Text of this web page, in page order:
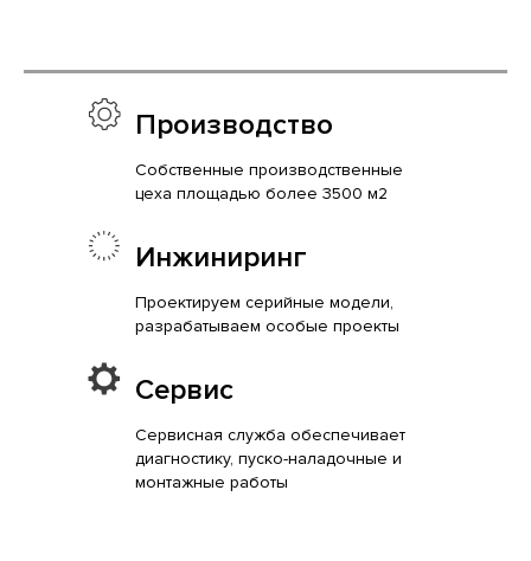
Производство
Собственные производственные
цеха площадью более 3500 м2
Инжиниринг
Проектируем серийные модели,
разрабатываем особые проекты
Сервис
Сервисная служба обеспечивает
диагностику, пуско-наладочные и
монтажные работы